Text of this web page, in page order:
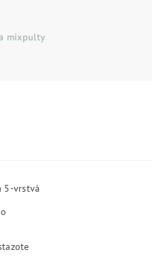
mixpulty
5-vrstvá